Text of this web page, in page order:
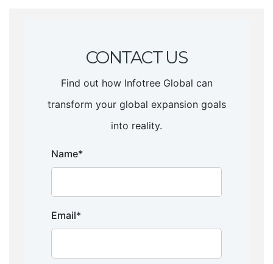
CONTACT US
Find out how Infotree Global can
transform your global expansion goals
into reality.
Name*
Email*